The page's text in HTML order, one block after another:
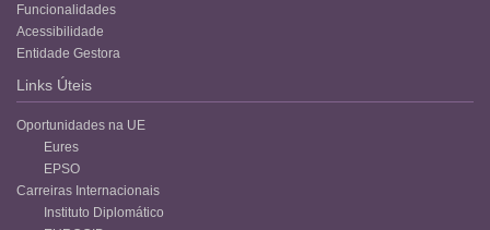
Funcionalidades
Acessibilidade
Entidade Gestora
Links Úteis
Oportunidades na UE
Eures
EPSO
Carreiras Internacionais
Instituto Diplomático